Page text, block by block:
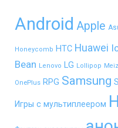
Android Apple
Honeycomb HTC Huawei
Bean Lenovo LG Lollipop
OnePlus RPG Samsung
Игры с мультиплеером